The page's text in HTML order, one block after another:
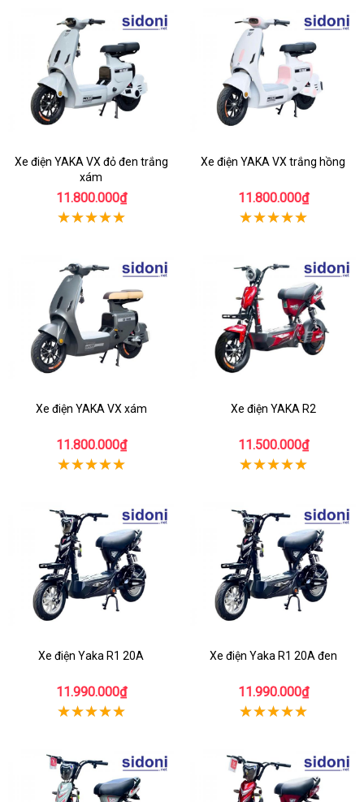
Xe điện YAKA VX đỏ đen trắng
xám
11.800.000₫
Xe điện YAKA VX trắng hồng
11.800.000₫
Xe điện YAKA VX xám
11.800.000₫
Xe điện YAKA R2
11.500.000₫
Xe điện Yaka R1 20A
11.990.000₫
Xe điện Yaka R1 20A đen
11.990.000₫